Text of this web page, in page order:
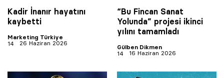
Kadir İnanır hayatını
kaybetti
Marketing Türkiye
26 Haziran 2026
“Bu Fincan Sanat
Yolunda” projesi ikinci
yılını tamamladı
Gülben Dikmen
16 Haziran 2026